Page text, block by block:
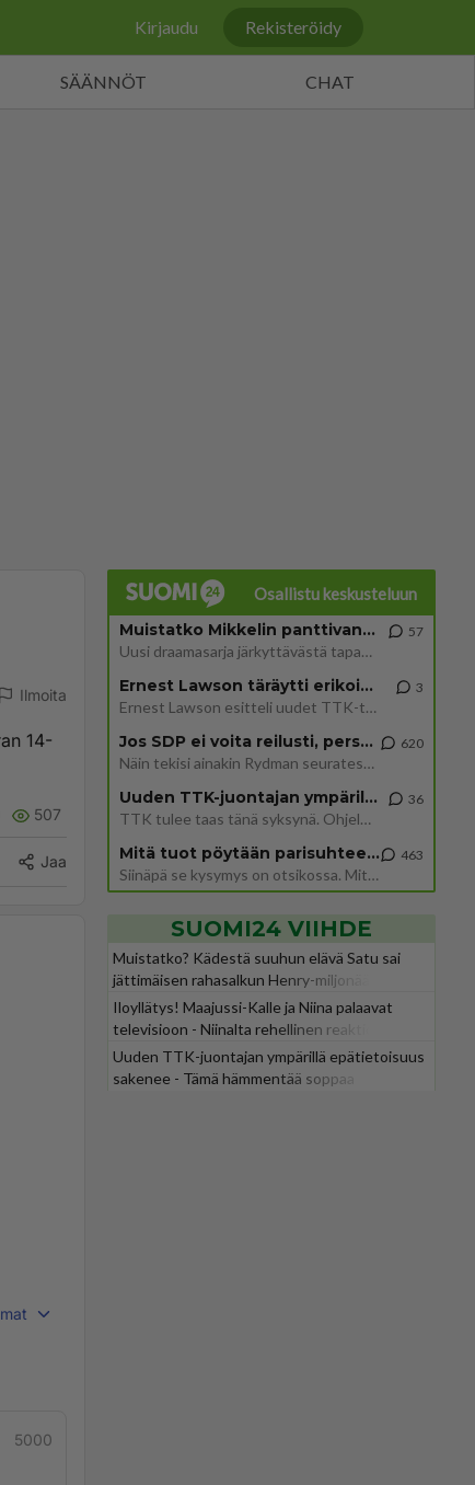
Kirjaudu Rekisteröidy
SÄÄNNÖT CHAT
Ilmoita
14-
507
Jaa
5000
Osallistu keskusteluun
Muistatko Mikkelin panttivankidraaman?
Uusi draamasarja järkyttävästä tapauksesta on tulossa. Tositapahtumiin perustuva sarja ammentaa vuoden 1986 Mikkelin pan
57
Ernest Lawson täräytti erikoisen heiton TTK-lehdistötilaisuudessa: " Onko tässä tarkoituksena...?"
Ernest Lawson esitteli uudet TTK-tähtioppilaat ja opettajat torstaina 6.8. lehdistölle. Tulevalla kaudella on yksi hausk
3
Jos SDP ei voita reilusti, persut kumoavat demokratian Suomesta
Näin tekisi ainakin Rydman seuratessaan idolinsa Trumpin mallia https://www.is.fi/politiikka/art-2000012187244.html
620
Uuden TTK-juontajan ympärillä epätietoisuus sakenee - Nyt MTV hämmentää soppaa
TTK tulee taas tänä syksynä. Ohjelman uudet tähtioppilaat julkistetaan torstaina 6. elokuuta klo 14 alkavassa lehdistö
36
Mitä tuot pöytään parisuhteessa?
Siinäpä se kysymys on otsikossa. Mitäpä siis tuot/toisit pöytään parisuhteessa? Oletko mies vai nainen? Koetko sen mitä
463
SUOMI24 VIIHDE
Muistatko? Kädestä suuhun elävä Satu sai
jättimäisen rahasalkun Henry-miljonääriltä
Iloyllätys! Maajussi-Kalle ja Niina palaavat
televisioon - Niinalta rehellinen reaktio:
"KÄÄKS!"
Uuden TTK-juontajan ympärillä epätietoisuus
sakenee - Tämä hämmentää soppaa